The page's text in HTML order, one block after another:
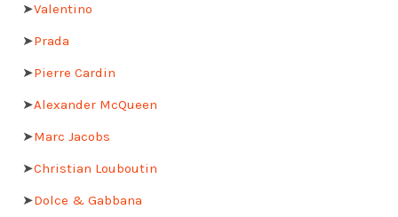
➤Valentino
➤Prada
➤Pierre Cardin
➤Alexander McQueen
➤Marc Jacobs
➤Christian Louboutin
➤Dolce & Gabbana